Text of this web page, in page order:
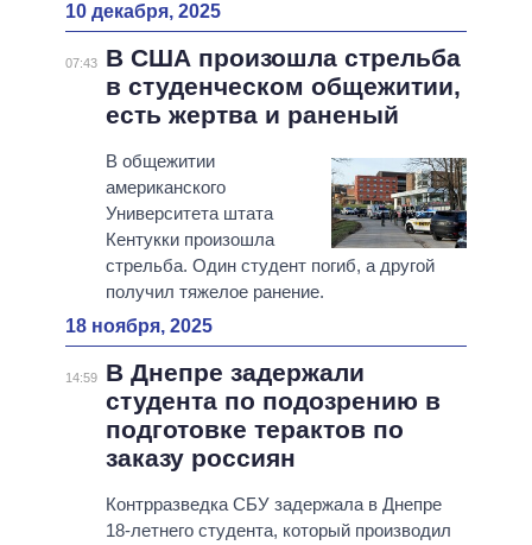
10 декабря, 2025
07:43
В США произошла стрельба
в студенческом общежитии,
есть жертва и раненый
В общежитии
американского
Университета штата
Кентукки произошла
стрельба. Один студент погиб, а другой
получил тяжелое ранение.
18 ноября, 2025
14:59
В Днепре задержали
студента по подозрению в
подготовке терактов по
заказу россиян
Контрразведка СБУ задержала в Днепре
18-летнего студента, который производил